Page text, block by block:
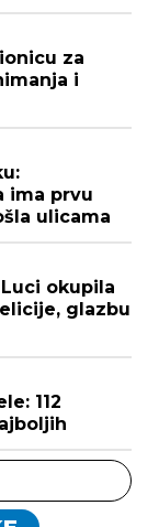
za
i
ima prvu
ulicama
okupila
glazbu
112